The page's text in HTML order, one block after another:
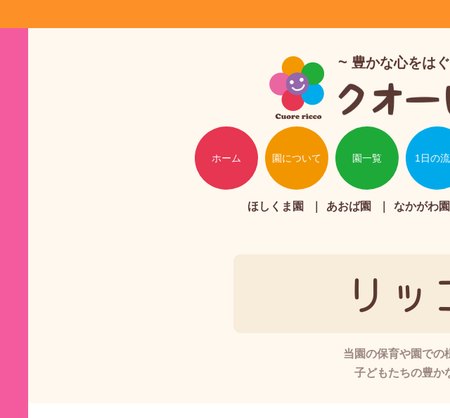
豊かな心をは
ホーム 園について 園一覧 1日の
ほしくま園 あおば園 なかがわ園
リッ
当園の保育や園での
子どもたちの豊か